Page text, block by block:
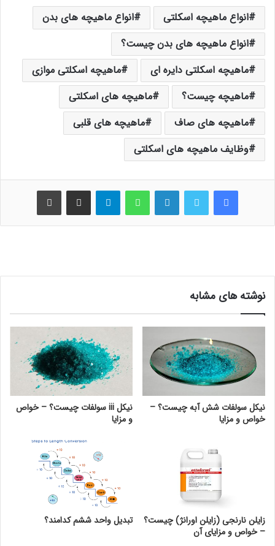
انواع ماهیچه اسکلتی
انواع ماهیچه های بدن
انواع ماهیچه های بدن چیست؟
ماهیچه اسکلتی دایره ای
ماهیچه اسکلتی موازی
ماهیچه چیست؟
ماهیچه های اسکلتی
ماهیچه های صاف
ماهیچه های قلبی
وظایف ماهیچه های اسکلتی
فیس بوک لینکدین واتس آپ اشتراک گذاری از طریق ایمیل
نوشته های مشابه
نیکل سولفات شش آبه چیست؟ –
خواص و مزایا
نیکل iii سولفات چیست؟ – خواص
و مزایا
زایلن نارنجی (زایلن اورانژ) چیست؟
– خواص و مزایای آن
تبدیل واحد ششم کدامند؟